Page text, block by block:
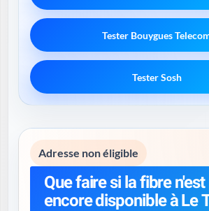
Tester Bouygues
Tester Sosh
Adresse non éligible
Que faire si la fibre n'est
encore disponible à Le